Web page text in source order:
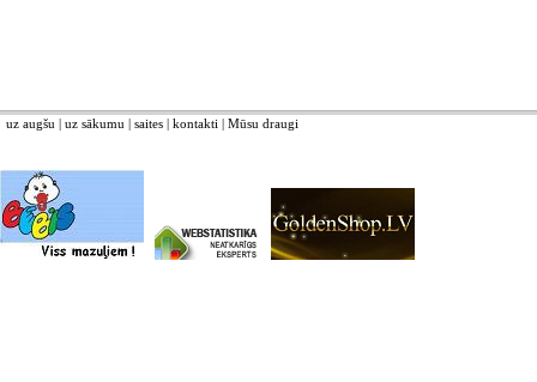
uz augšu | uz sākumu | saites | kontakti | Mūsu draugi